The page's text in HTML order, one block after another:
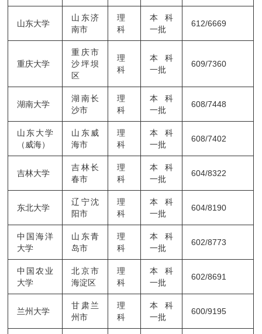
山东大学
山东济
南市
理
科
本科
一批
612/6669
重庆大学
重庆市
沙坪坝
区
理
科
本科
一批
609/7360
湖南大学
湖南长
沙市
理
科
本科
一批
608/7448
山东大学
（威海）
山东威
海市
理
科
本科
一批
608/7402
吉林大学
吉林长
春市
理
科
本科
一批
604/8322
东北大学
辽宁沈
阳市
理
科
本科
一批
604/8190
中国海洋
大学
山东青
岛市
理
科
本科
一批
602/8773
中国农业
大学
北京市
海淀区
理
科
本科
一批
602/8691
兰州大学
甘肃兰
州市
理
科
本科
一批
600/9195